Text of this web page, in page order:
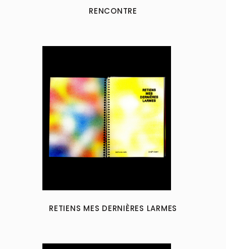
RENCONTRE
RETIENS MES DERNIÈRES LARMES